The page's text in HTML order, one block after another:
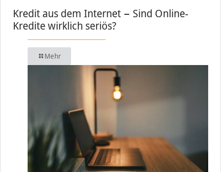
Kredit aus dem Internet − Sind Online-
Kredite wirklich seriös?
Mehr